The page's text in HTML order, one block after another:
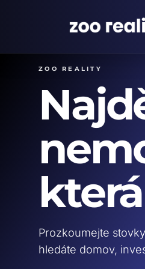
ZOO reality
Prozkoumejte
hledáte domov,